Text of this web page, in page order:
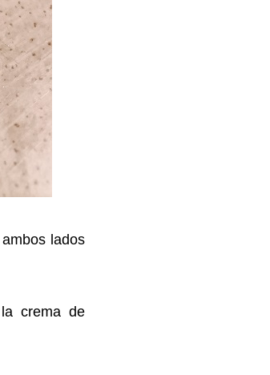
lados
crema de